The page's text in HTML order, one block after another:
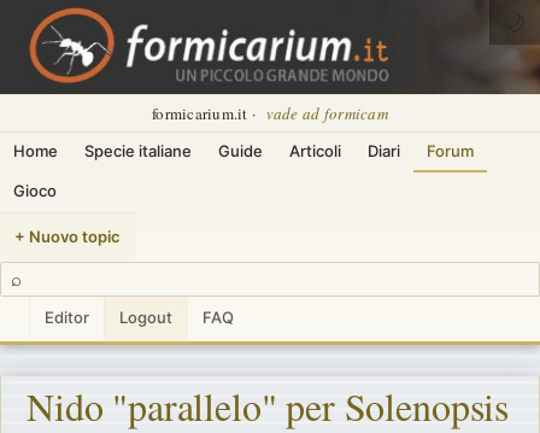
formicarium.it · vade ad formicam
Home Specie italiane Guide Articoli Diari Forum
Gioco
+ Nuovo topic
⌕
Editor Logout FAQ
🌙
Nido "parallelo" per Solenopsis